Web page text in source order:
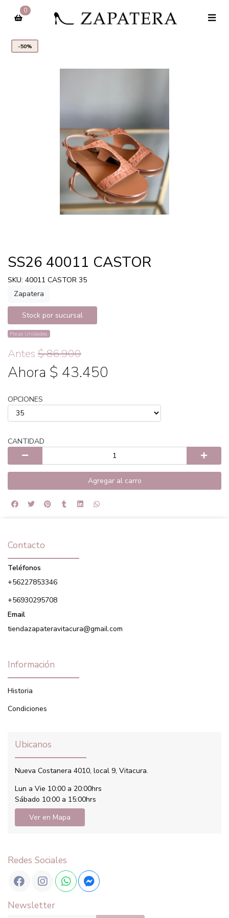
0
-50%
SS26 40011 CASTOR
SKU: 40011 CASTOR 35
Zapatera
Stock por sucursal
Pocas Unidades.
Antes $ 86.900
Ahora $ 43.450
OPCIONES
CANTIDAD
Agregar al carro
Contacto
Teléfonos
+56227853346
+56930295708
Email
tiendazapateravitacura@gmail.com
Información
Historia
Condiciones
Ubicanos
Nueva Costanera 4010, local 9, Vitacura.
Lun a Vie 10:00 a 20:00hrs
Sábado 10:00 a 15:00hrs
Ver en Mapa
Redes Sociales
Newsletter